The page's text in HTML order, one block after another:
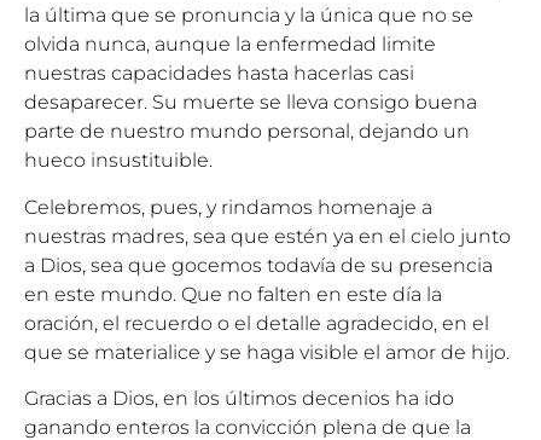
la última que se pronuncia y la única que no se
olvida nunca, aunque la enfermedad limite
nuestras capacidades hasta hacerlas casi
desaparecer. Su muerte se lleva consigo buena
parte de nuestro mundo personal, dejando un
hueco insustituible.
Celebremos, pues, y rindamos homenaje a
nuestras madres, sea que estén ya en el cielo junto
a Dios, sea que gocemos todavía de su presencia
en este mundo. Que no falten en este día la
oración, el recuerdo o el detalle agradecido, en el
que se materialice y se haga visible el amor de hijo.
Gracias a Dios, en los últimos decenios ha ido
ganando enteros la convicción plena de que la